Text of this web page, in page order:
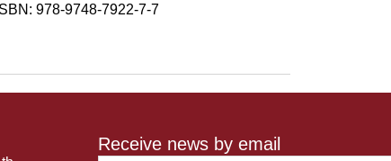
978-9748-7922-7-7
Receive news by email